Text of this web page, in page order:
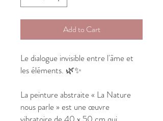
Add to Cart
Le dialogue invisible entre l'âme et
les éléments. 🌿✨
La peinture abstraite « La Nature
nous parle » est une œuvre